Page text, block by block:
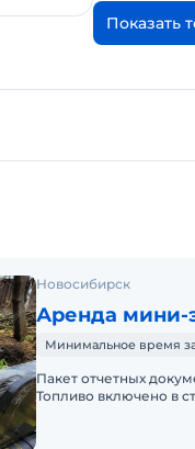
Показать
Новосибирск
Аренда мини-
Минимальное время
Пакет отчетных
Топливо включено в